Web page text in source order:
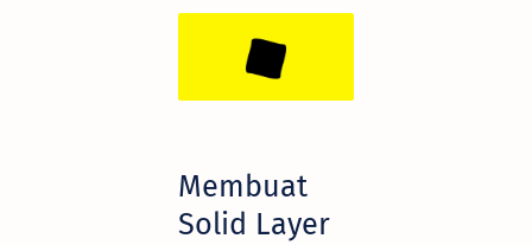
Membuat
Solid Layer